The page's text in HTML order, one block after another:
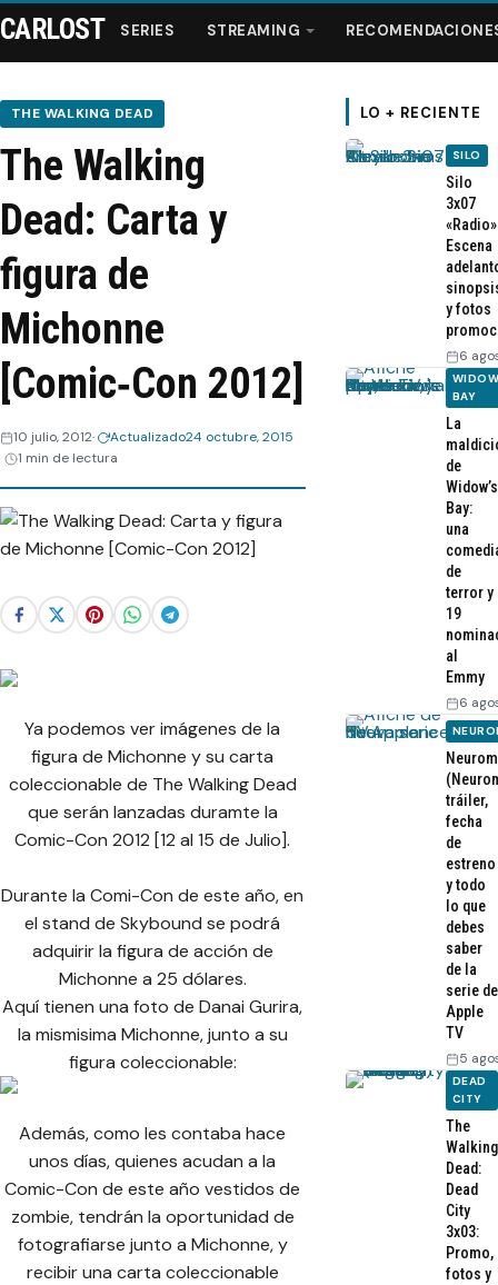
Series
Streaming
Recomendaciones
CARLOST SERIES STREAMING
THE WALKING DEAD
The Walking
Dead: Carta y
figura de
Michonne
[Comic‑Con 2012]
10 julio, 2012 Actualizado24 octubre, 2015
1 min de lectura
Ya podemos ver imágenes de la
figura de Michonne y su carta
coleccionable de The Walking Dead
que serán lanzadas duramte la
Comic-Con 2012 [12 al 15 de Julio].
Durante la Comi-Con de este año, en
el stand de Skybound se podrá
adquirir la figura de acción de
Michonne a 25 dólares.
Aquí tienen una foto de Danai Gurira,
la mismisima Michonne, junto a su
figura coleccionable:
Además, como les contaba hace
unos días, quienes acudan a la
Comic-Con de este año vestidos de
zombie, tendrán la oportunidad de
fotografiarse junto a Michonne, y
recibir una carta coleccionable
LO + RECIENTE
SILO
Silo
3x07
Escena
y fotos
6
BAY
La
de
Widow’s
Bay:
una
de
terror y
19
al
Emmy
6
tráiler,
fecha
de
estreno
y todo
lo que
debes
saber
de la
serie de
Apple
TV
5
DEAD
CITY
The
Walking
Dead:
Dead
City
3x03:
Promo,
fotos y